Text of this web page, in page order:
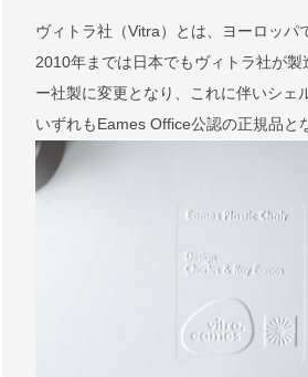
ヴィトラ社（Vitra）とは、ヨーロッパ
2010年までは日本でもヴィトラ社が
ー社製に変更となり、これに伴いシ
いずれもEames Office公認の正規品と